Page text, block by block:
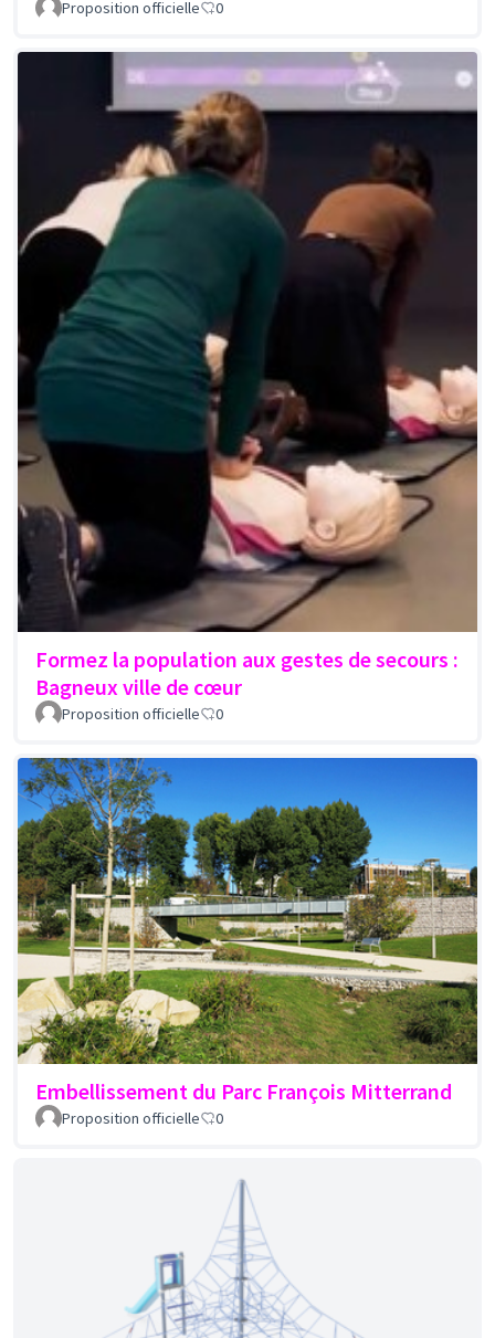
Proposition officielle 0
Formez la population aux gestes de secours :
Bagneux ville de cœur
Proposition officielle 0
Embellissement du Parc François Mitterrand
Proposition officielle 0